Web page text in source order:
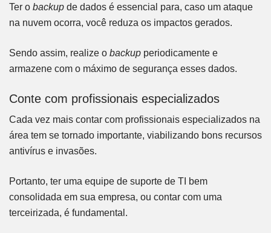
Ter o backup de dados é essencial para, caso um ataque
na nuvem ocorra, você reduza os impactos gerados.
Sendo assim, realize o backup periodicamente e
armazene com o máximo de segurança esses dados.
Conte com profissionais especializados
Cada vez mais contar com profissionais especializados na
área tem se tornado importante, viabilizando bons recursos
antivírus e invasões.
Portanto, ter uma equipe de suporte de TI bem
consolidada em sua empresa, ou contar com uma
terceirizada, é fundamental.